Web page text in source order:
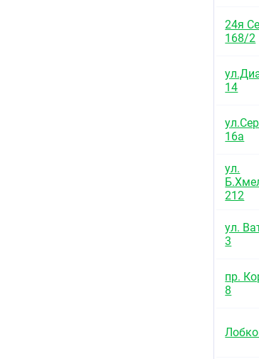
24я
168/2
14
16а
ул.
212
ул.
3
пр.
8